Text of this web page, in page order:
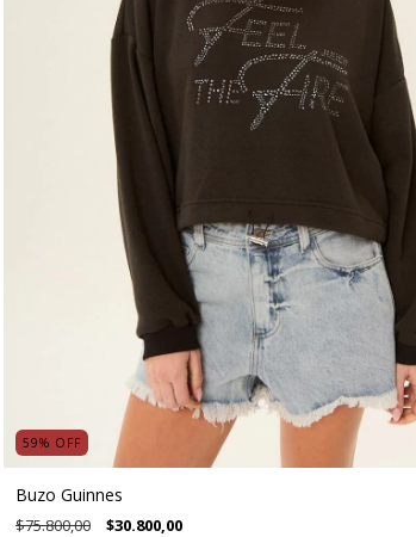
59% OFF
Buzo Guinnes
$75.800,00 $30.800,00